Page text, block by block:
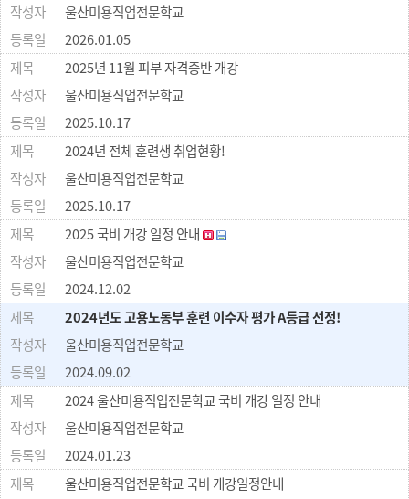
울산미용직업전문학교
2026.01.05
2025년 11월 피부 자격증반 개강
울산미용직업전문학교
2025.10.17
2024년 전체 훈련생 취업현황!
울산미용직업전문학교
2025.10.17
2025 국비 개강 일정 안내
울산미용직업전문학교
2024.12.02
2024년도 고용노동부 훈련 이수자 평가 A등급 선정!
울산미용직업전문학교
2024.09.02
2024 울산미용직업전문학교 국비 개강 일정 안내
울산미용직업전문학교
2024.01.23
울산미용직업전문학교 국비 개강일정안내